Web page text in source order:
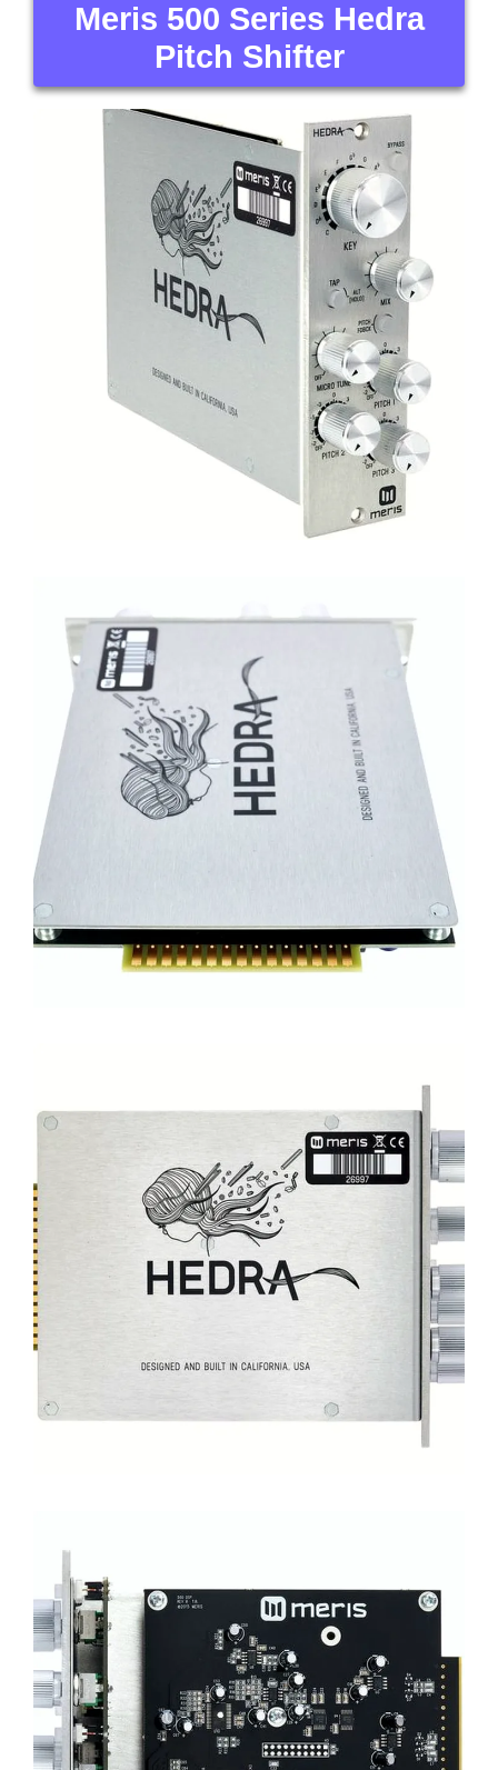
Meris 500 Series Hedra
Pitch Shifter